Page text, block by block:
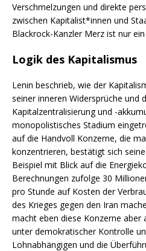
Verschmelzungen und direkte
zwischen Kapitalist*innen und
Blackrock-Kanzler Merz ist nur
Logik des Kapitalismus
Lenin beschrieb, wie der
seiner inneren Widersprüche und
Kapitalzentralisierung und -
monopolistisches Stadium
auf die Handvoll Konzerne, die
konzentrieren, bestätigt sich
Beispiel mit Blick auf die
Berechnungen zufolge 30
pro Stunde auf Kosten der
des Krieges gegen den Iran
macht eben diese Konzerne aber
unter demokratischer Kontrolle
Lohnabhängigen und die